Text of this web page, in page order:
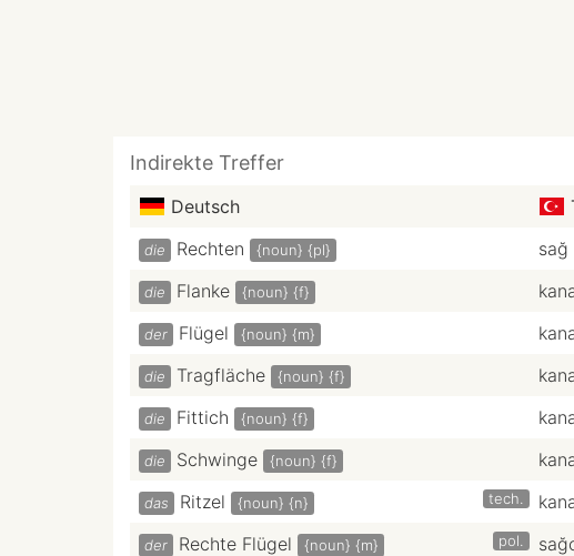
Indirekte Treffer
Deutsch
die Rechten {noun} {pl} sağ
die Flanke {noun} {f}
der Flügel {noun} {m}
die Tragfläche {noun} {f}
die Fittich {noun} {f}
die Schwinge {noun} {f}
das Ritzel {noun} {n} tech.
der Rechte Flügel {noun} {m} pol.